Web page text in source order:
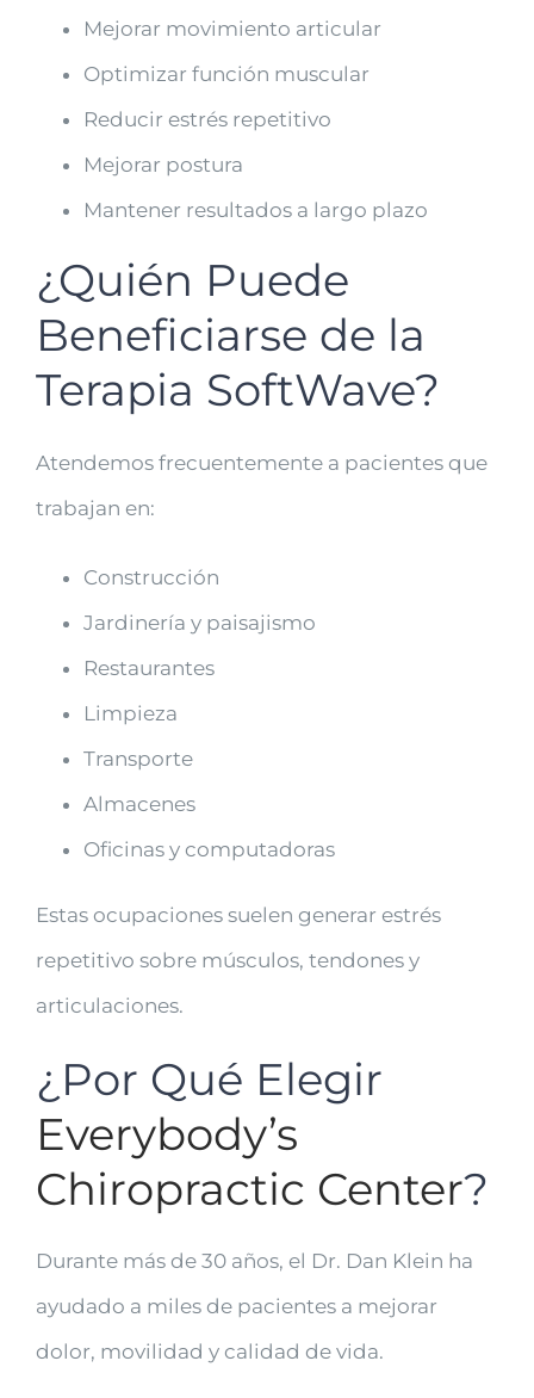
Mejorar movimiento articular
Optimizar función muscular
Reducir estrés repetitivo
Mejorar postura
Mantener resultados a largo plazo
¿Quién Puede
Beneficiarse de la
Terapia SoftWave?
Atendemos frecuentemente a pacientes que
trabajan en:
Construcción
Jardinería y paisajismo
Restaurantes
Limpieza
Transporte
Almacenes
Oficinas y computadoras
Estas ocupaciones suelen generar estrés
repetitivo sobre músculos, tendones y
articulaciones.
¿Por Qué Elegir
Everybody’s
Chiropractic Center?
Durante más de 30 años, el Dr. Dan Klein ha
ayudado a miles de pacientes a mejorar
dolor, movilidad y calidad de vida.